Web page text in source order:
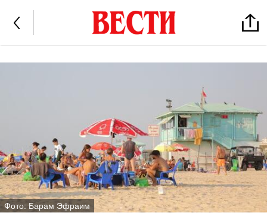
Фото: Барам Эфраим